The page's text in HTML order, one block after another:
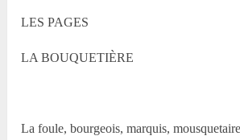
LES PAGES
LA BOUQUETIÈRE
La foule, bourgeois, marquis,